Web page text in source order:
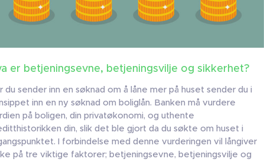
er betjeningsevne, betjeningsvilje og sikkerhet?
du sender inn en søknad om å låne mer på huset sender du i
inn en ny søknad om boliglån. Banken må vurdere
på boligen, din privatøkonomi, og uthente
din, slik det ble gjort da du søkte om huset i
I forbindelse med denne vurderingen vil långiver
på tre viktige faktorer; betjeningsevne, betjeningsvilje og